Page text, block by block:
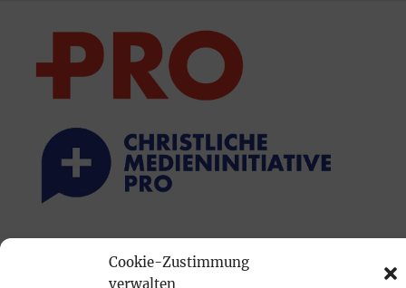
Cookie-Zustimmung
verwalten
PRINTAUSGABE
Mediadaten